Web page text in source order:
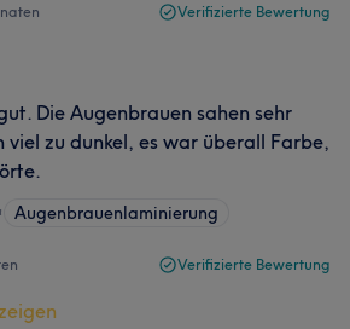
Verifizierte Bewertung
Die Augenbrauen sahen sehr
viel zu dunkel, es war überall Farbe,
Augenbrauenlaminierung
Verifizierte Bewertung